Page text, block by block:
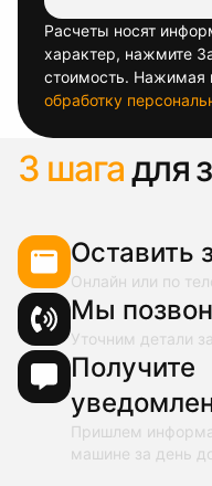
Расчеты носят
характер, нажмите
стоимость. Нажимая
обработку
3 шагадля
Оставить
Онлайн или по
Мы
Уточним детали
Получите
Пришлем
машине за день